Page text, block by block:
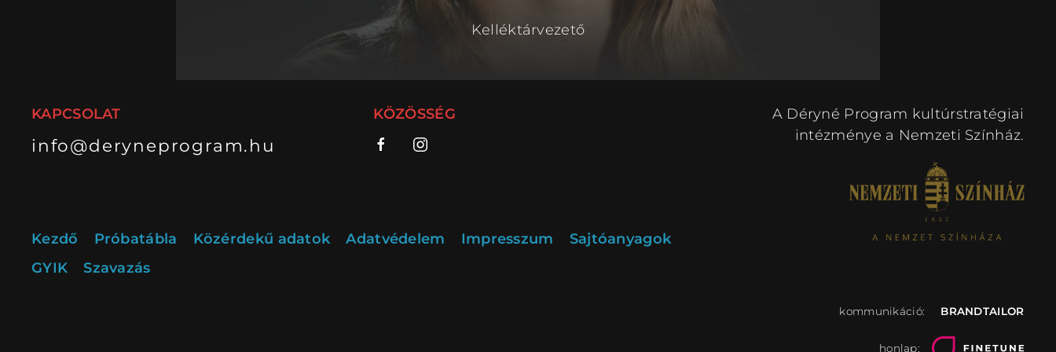
Kelléktárvezető
KAPCSOLAT
info@deryneprogram.hu
KÖZÖSSÉG
Kezdő Próbatábla Közérdekű adatok Adatvédelem Impresszum
Sajtóanyagok
GYIK
Szavazás
A Déryné Program kultúrstratégiai
intézménye a Nemzeti Színház.
kommunikáció: BRANDTAILOR
honlap: